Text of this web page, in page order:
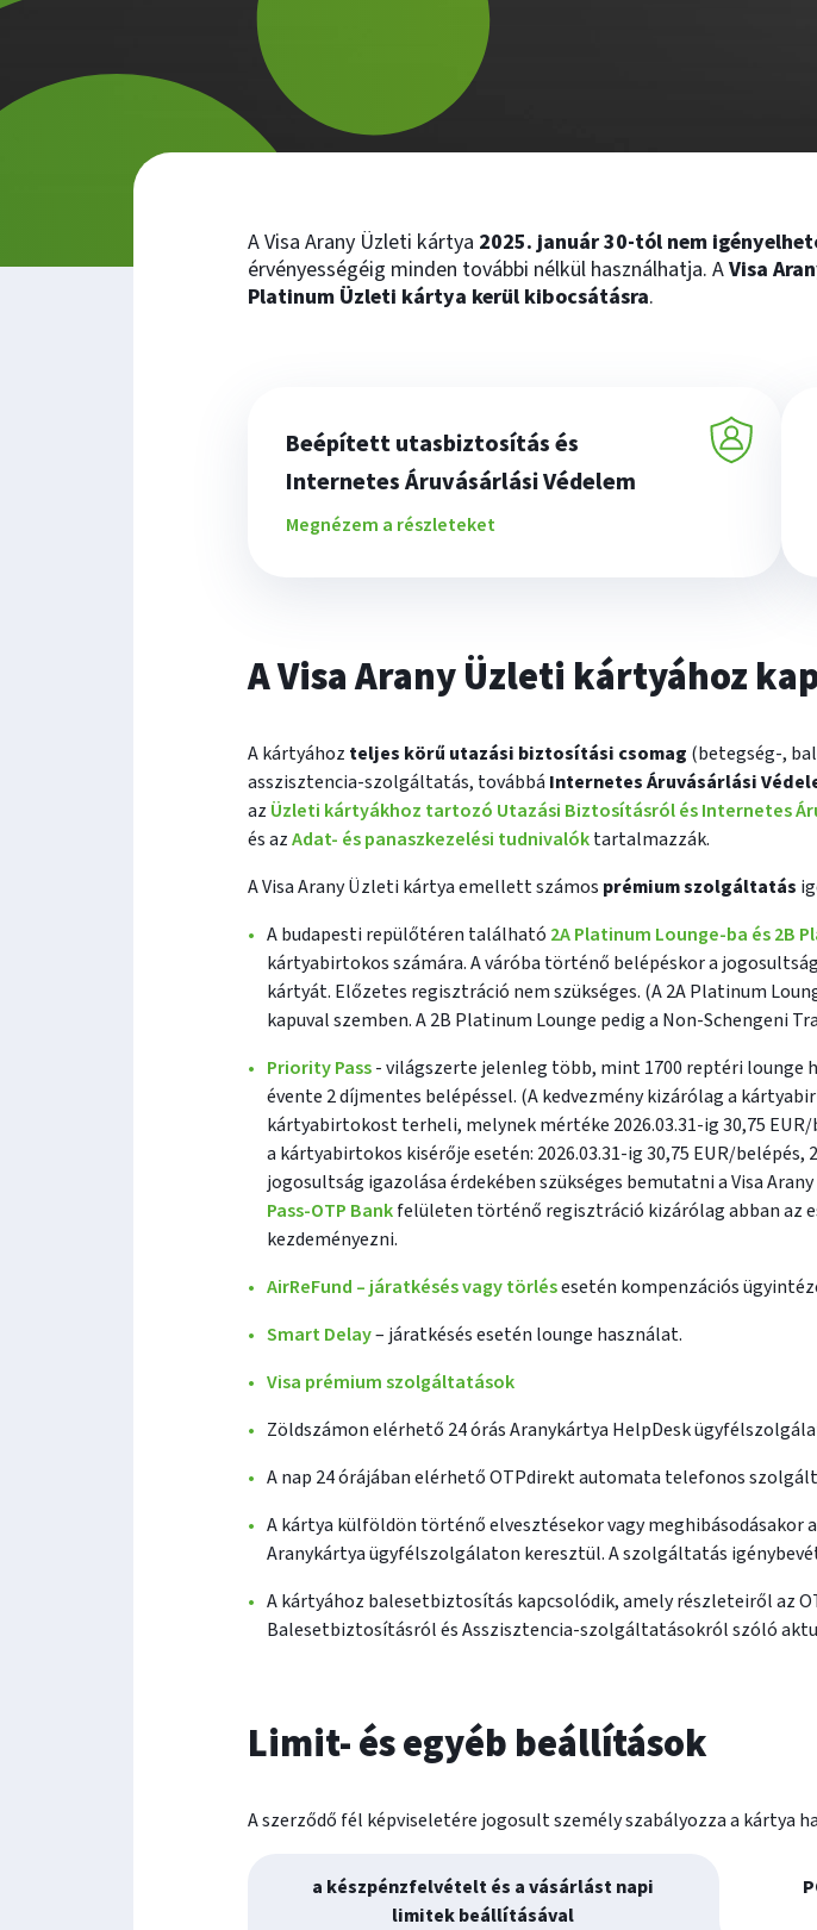
A Visa Arany Üzleti kártya 2025. január 30-tól nem
érvényességéig minden további nélkül használhatja. AVisa
Platinum Üzleti kártya kerül kibocsátásra.
Beépített utasbiztosítás és
Internetes Áruvásárlási Védelem
Megnézem a részleteket
A Visa Arany Üzleti kártyához
A kártyához teljes körű utazási biztosítási csomag (betegség-,
asszisztencia-szolgáltatás, továbbá Internetes Áruvásárlási
az Üzleti kártyákhoz tartozó Utazási Biztosításról és Internetes
és azAdat- és panaszkezelési tudnivalóktartalmazzák.
A Visa Arany Üzleti kártya emellett számos prémium szolgáltatás
A budapesti repülőtéren található 2A Platinum Lounge-ba és 2B
kártyabirtokos számára. A váróba történő belépéskor a
kártyát. Előzetes regisztráció nem szükséges. (A 2A Platinum
kapuval szemben. A 2B Platinum Lounge pedig a Non-Schengeni
Priority Pass- világszerte jelenleg több, mint 1700 reptéri lounge
évente 2 díjmentes belépéssel. (A kedvezmény kizárólag a
kártyabirtokost terheli, melynek mértéke 2026.03.31-ig 30,75
a kártyabirtokos kisérője esetén: 2026.03.31-ig 30,75 EUR/
jogosultság igazolása érdekében szükséges bemutatni a Visa
Pass-OTP Bankfelületen történő regisztráció kizárólag abban az
kezdeményezni.
AirReFund – járatkésés vagy törlésesetén kompenzációs
Smart Delay– járatkésés esetén lounge használat.
Visa prémium szolgáltatások
Zöldszámon elérhető 24 órás Aranykártya HelpDesk
A nap 24 órájában elérhető OTPdirekt automata telefonos
A kártya külföldön történő elvesztésekor vagy
Aranykártya ügyfélszolgálaton keresztül. A szolgáltatás
A kártyához balesetbiztosítás kapcsolódik, amely részleteiről az
Balesetbiztosításról és Asszisztencia-szolgáltatásokról szóló
Limit- és egyéb beállítások
A szerződő fél képviseletére jogosult személy szabályozza a kártya
a készpénzfelvételt és a vásárlást napi
limitek beállításával